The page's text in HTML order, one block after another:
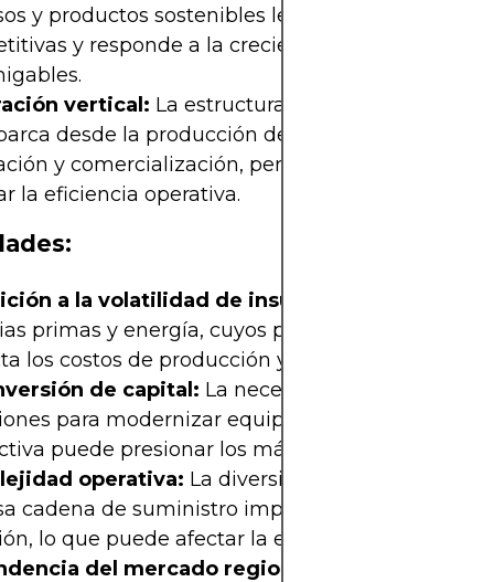
y productos sostenibles le otorga ventajas
y responde a la creciente demanda de
vertical: La estructura integrada de la
desde la producción de materia prima
y comercialización, permite optimizar
la eficiencia operativa.
a la volatilidad de insumos:
primas y energía, cuyos precios pueden
los costos de producción y la rentabilidad.
de capital: La necesidad de constantes
para modernizar equipos y expandir
puede presionar los márgenes a corto plazo.
operativa: La diversificación de
cadena de suministro implican retos en la
lo que puede afectar la eficiencia general.
del mercado regional: